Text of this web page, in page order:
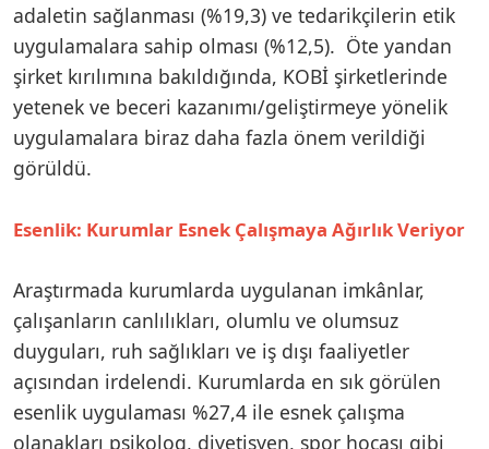
adaletin sağlanması (%19,3) ve tedarikçilerin etik
uygulamalara sahip olması (%12,5). Öte yandan
şirket kırılımına bakıldığında, KOBİ şirketlerinde
yetenek ve beceri kazanımı/geliştirmeye yönelik
uygulamalara biraz daha fazla önem verildiği
görüldü.
Esenlik: Kurumlar Esnek Çalışmaya Ağırlık Veriyor
Araştırmada kurumlarda uygulanan imkânlar,
çalışanların canlılıkları, olumlu ve olumsuz
duyguları, ruh sağlıkları ve iş dışı faaliyetler
açısından irdelendi. Kurumlarda en sık görülen
esenlik uygulaması %27,4 ile esnek çalışma
olanakları psikolog, diyetisyen, spor hocası gibi